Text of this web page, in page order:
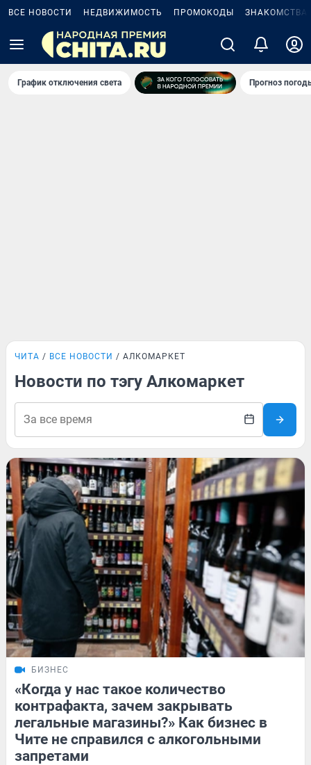
ВСЕ НОВОСТИ НЕДВИЖИМОСТЬ ПРОМОКОДЫ ЗНАКОМСТВА
График отключения света Прогноз
ЧИТА ВСЕ НОВОСТИ АЛКОМАРКЕТ
Новости по тэгу Алкомаркет
БИЗНЕС
«Когда у нас такое количество
контрафакта, зачем закрывать
легальные магазины?» Как бизнес в
Чите не справился с алкогольными
запретами